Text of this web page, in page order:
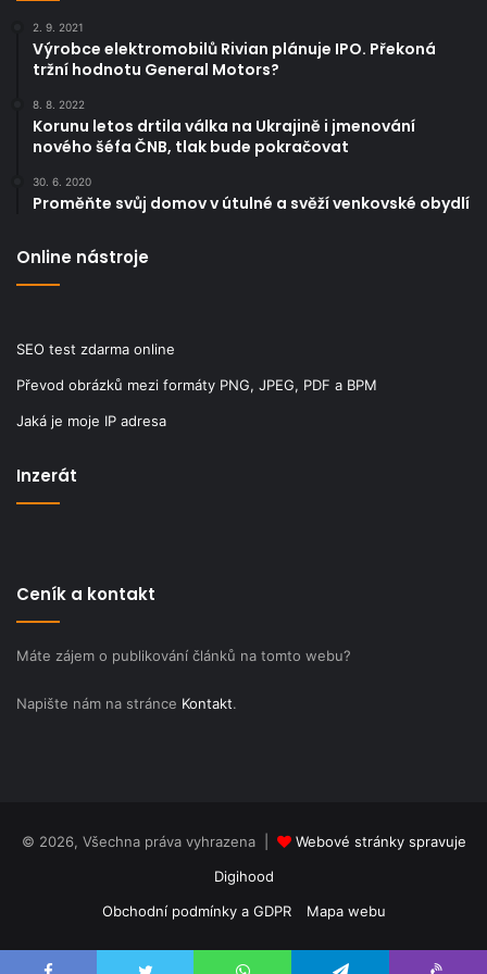
podstoupit vysoké riziko ztráty svých peněz
2. 9. 2021
Výrobce elektromobilů Rivian plánuje IPO. Překoná
tržní hodnotu General Motors?
8. 8. 2022
Korunu letos drtila válka na Ukrajině i jmenování
nového šéfa ČNB, tlak bude pokračovat
30. 6. 2020
Proměňte svůj domov v útulné a svěží venkovské obydlí
Online nástroje
SEO test zdarma online
Převod obrázků mezi formáty PNG, JPEG, PDF a BPM
Jaká je moje IP adresa
Inzerát
Ceník a kontakt
Máte zájem o publikování článků na tomto webu?
Napište nám na stránce Kontakt.
© 2026, Všechna práva vyhrazena |
Webové stránky spravuje
Digihood
Obchodní podmínky a GDPR
Mapa webu